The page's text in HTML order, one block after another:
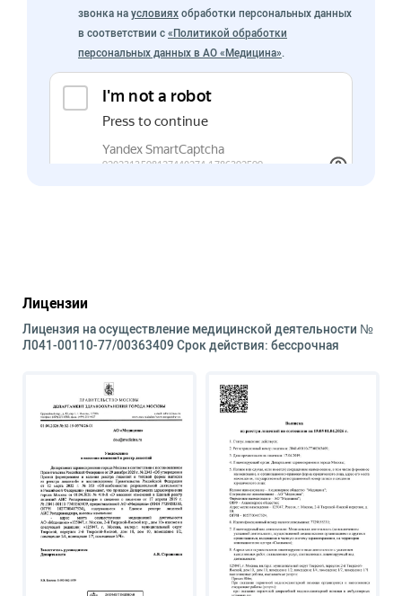
звонка на условиях обработки персональных данных
в соответствии с «Политикой обработки
персональных данных в АО «Медицина».
Лицензии
Лицензия на осуществление медицинской деятельности №
Л041-00110-77/00363409 Срок действия: бессрочная